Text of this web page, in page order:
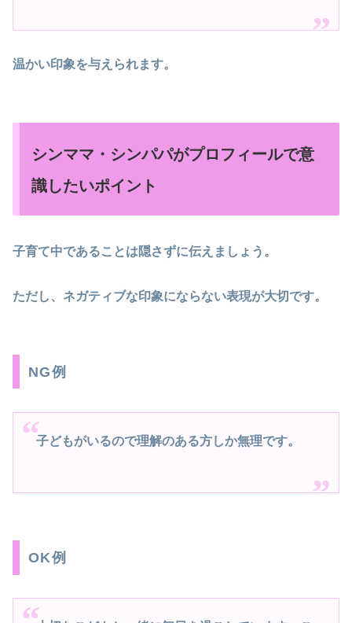
温かい印象を与えられます。
シンママ・シンパパがプロフィールで意
識したいポイント
子育て中であることは隠さずに伝えましょう。
ただし、ネガティブな印象にならない表現が大切です。
NG例
子どもがいるので理解のある方しか無理です。
OK例